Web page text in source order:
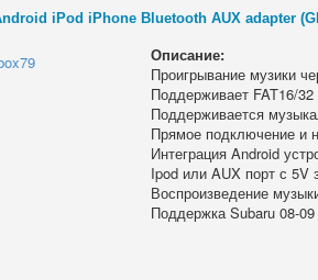
iPod iPhone Bluetooth AUX adapter
Описание:
Проигрывание музики
Поддерживает FAT16/
Поддерживается
Прямое подключение и
Интеграция Android
Ipod или AUX порт с 5V
Воспроизведение
Поддержка Subaru 08-09